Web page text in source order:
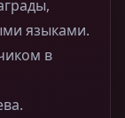
языками.
в